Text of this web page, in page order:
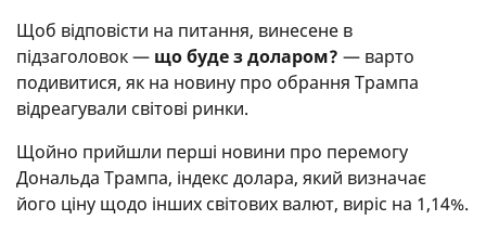
Щоб відповісти на питання, винесене в
підзаголовок — що буде з доларом? — варто
подивитися, як на новину про обрання Трампа
відреагували світові ринки.
Щойно прийшли перші новини про перемогу
Дональда Трампа, індекс долара, який визначає
його ціну щодо інших світових валют, виріс на 1,14%.